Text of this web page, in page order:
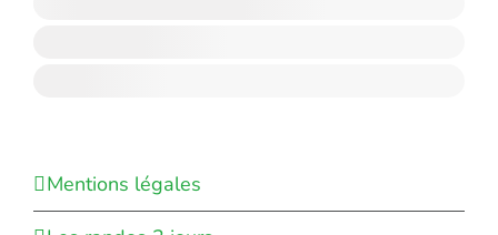
Mentions légales